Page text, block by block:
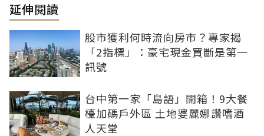
延伸閱讀
股市獲利何時流向房市？專家揭
「2指標」：豪宅現金買斷是第一
訊號
台中第一家「島語」開箱！9大餐
檯加碼戶外區 土地婆麗娜讚嗜酒
人天堂